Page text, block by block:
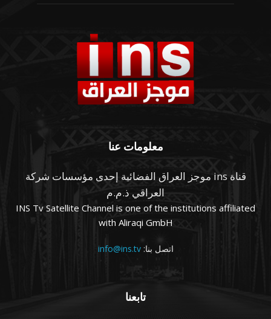
معلومات عنا
قناة ins موجز العراق الفضائية إحدى مؤسسات شركة
العراقي ذ.م.م
INS Tv Satellite Channel is one of the institutions affiliated
with Aliraqi GmbH
اتصل بنا:info@ins.tv
تابعنا